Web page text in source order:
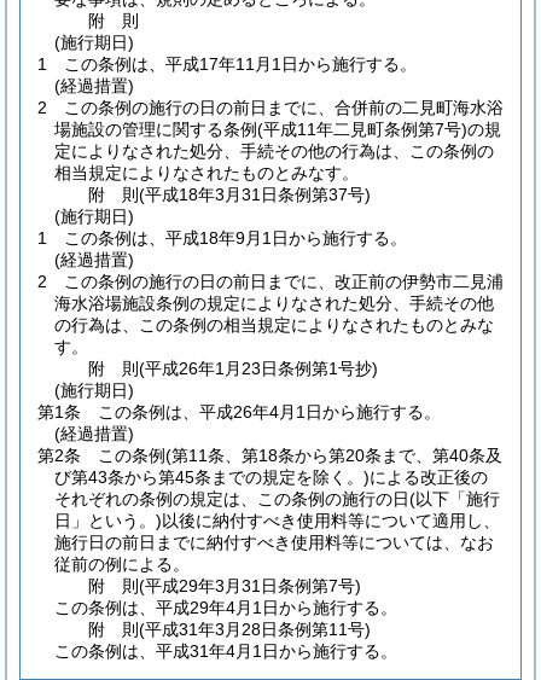
附 則
(施行期日)
1
この条例は、平成17年11月1日から施行する。
(経過措置)
2
この条例の施行の日の前日までに、合併前の二見町海水浴
場施設の管理に関する条例(平成11年二見町条例第7号)の規
定によりなされた処分、手続その他の行為は、この条例の
相当規定によりなされたものとみなす。
附 則(平成18年3月31日条例第37号)
(施行期日)
1
この条例は、平成18年9月1日から施行する。
(経過措置)
2
この条例の施行の日の前日までに、改正前の伊勢市二見浦
海水浴場施設条例の規定によりなされた処分、手続その他
の行為は、この条例の相当規定によりなされたものとみな
す。
附 則(平成26年1月23日条例第1号抄)
(施行期日)
第1条
この条例は、平成26年4月1日から施行する。
(経過措置)
第2条
この条例(第11条、第18条から第20条まで、第40条及
び第43条から第45条までの規定を除く。)による改正後の
それぞれの条例の規定は、この条例の施行の日(以下「施行
日」という。)以後に納付すべき使用料等について適用し、
施行日の前日までに納付すべき使用料等については、なお
従前の例による。
附 則(平成29年3月31日条例第7号)
この条例は、平成29年4月1日から施行する。
附 則(平成31年3月28日条例第11号)
この条例は、平成31年4月1日から施行する。